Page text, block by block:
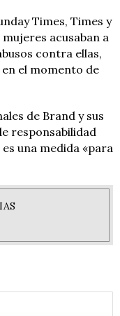
Times, Times y
acusaban a
contra ellas,
el momento de
de Brand y sus
responsabilidad
una medida «para